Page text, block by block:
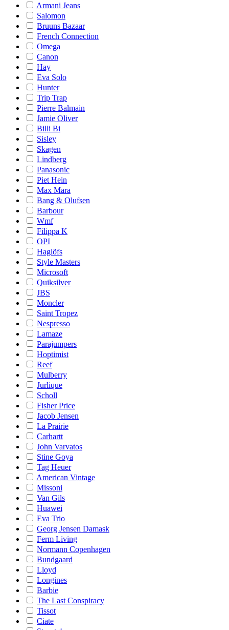
Armani Jeans
Salomon
Bruuns Bazaar
French Connection
Omega
Canon
Hay
Eva Solo
Hunter
Trip Trap
Pierre Balmain
Jamie Oliver
Billi Bi
Sisley
Skagen
Lindberg
Panasonic
Piet Hein
Max Mara
Bang & Olufsen
Barbour
Wmf
Filippa K
OPI
Haglöfs
Style Masters
Microsoft
Quiksilver
JBS
Moncler
Saint Tropez
Nespresso
Lamaze
Parajumpers
Hoptimist
Reef
Mulberry
Jurlique
Scholl
Fisher Price
Jacob Jensen
La Prairie
Carhartt
John Varvatos
Stine Goya
Tag Heuer
American Vintage
Missoni
Van Gils
Huawei
Eva Trio
Georg Jensen Damask
Ferm Living
Normann Copenhagen
Bundgaard
Lloyd
Longines
Barbie
The Last Conspiracy
Tissot
Ciate